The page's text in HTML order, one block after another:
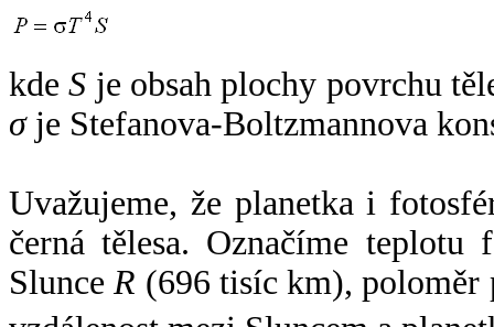
kdeS je obsah plochy povrchu
σje Stefanova-Boltzmannova
Uvažujeme, že planetka i
černá tělesa. Označíme
SlunceR (696 tisíc km),